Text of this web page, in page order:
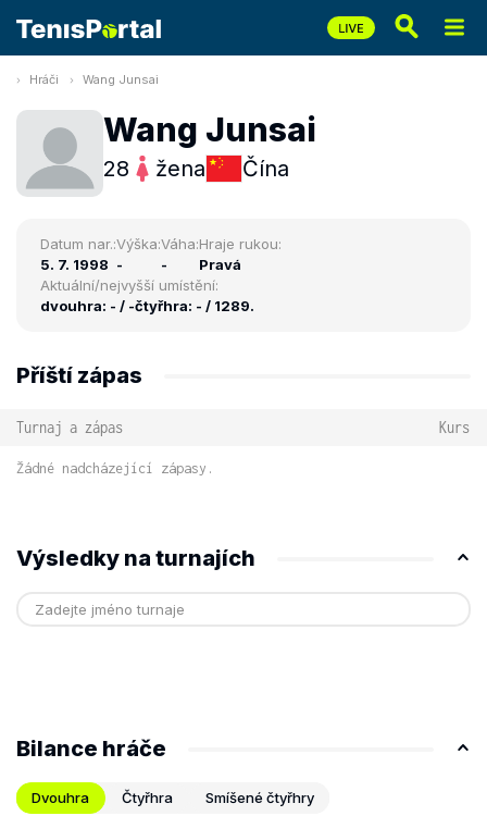
Hráči Wang Junsai
Wang Junsai
28 žena Čína
Datum nar.:
5. 7. 1998
Výška:
-
Váha:
-
Hraje rukou:
Pravá
Aktuální/nejvyšší umístění:
dvouhra: - / -čtyřhra: - / 1289.
Příští zápas
Turnaj a zápas Kurs
Žádné nadcházející zápasy.
Výsledky na turnajích
Bilance hráče
Dvouhra Čtyřhra Smíšené čtyřhry